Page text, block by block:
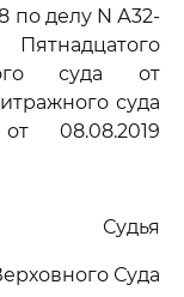
по делу N А32-
суда от
суда
08.08.2019
Судья
Суда